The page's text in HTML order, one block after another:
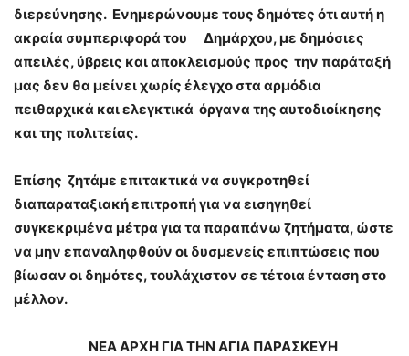
διερεύνησης. Ενημερώνουμε τους δημότες ότι αυτή η
ακραία συμπεριφορά του Δημάρχου, με δημόσιες
απειλές, ύβρεις και αποκλεισμούς προς την παράταξή
μας δεν θα μείνει χωρίς έλεγχο στα αρμόδια
πειθαρχικά και ελεγκτικά όργανα της αυτοδιοίκησης
και της πολιτείας.
Επίσης ζητάμε επιτακτικά να συγκροτηθεί
διαπαραταξιακή επιτροπή για να εισηγηθεί
συγκεκριμένα μέτρα για τα παραπάνω ζητήματα, ώστε
να μην επαναληφθούν οι δυσμενείς επιπτώσεις που
βίωσαν οι δημότες, τουλάχιστον σε τέτοια ένταση στο
μέλλον.
ΝΕΑ ΑΡΧΗ ΓΙΑ ΤΗΝ ΑΓΙΑ ΠΑΡΑΣΚΕΥΗ